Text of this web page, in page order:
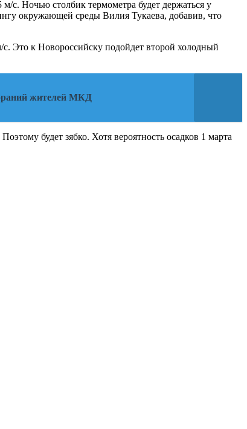
Ночью столбик термометра будет держаться у
окружающей среды Вилия Тукаева, добавив, что
Это к Новороссийску подойдет второй холодный
жителей МКД
будет зябко. Хотя вероятность осадков 1 марта